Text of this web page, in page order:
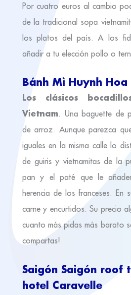
Por cuatro euros al cambio
de la tradicional sopa
los platos del país. A los
añadir a tu elección pollo o
Bánh Mì Huynh Hoa
Los clásicos
Vietnam. Una baguette de
de arroz. Aunque parezca
iguales en la misma calle lo
de guiris y vietnamitas de la
pan y el paté que le
herencia de los franceses. En
carne y encurtidos. Su precio
cuanto más pidas más barato
compartas!
Saigón Saigón roof
hotel Caravelle